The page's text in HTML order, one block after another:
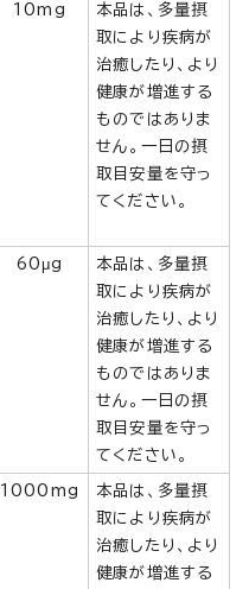
10mg
本品は、多量摂
取により疾病が
治癒したり、より
健康が増進する
ものではありま
せん。一日の摂
取目安量を守っ
てください。
60μg
本品は、多量摂
取により疾病が
治癒したり、より
健康が増進する
ものではありま
せん。一日の摂
取目安量を守っ
てください。
1000mg
本品は、多量摂
取により疾病が
治癒したり、より
健康が増進する